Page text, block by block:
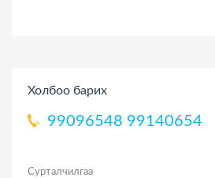
Холбоо барих
99096548 99140654
Сурталчилгаа